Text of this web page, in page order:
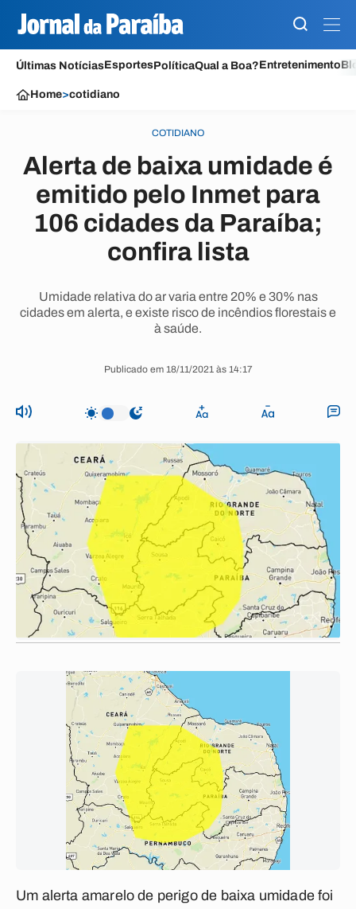
Últimas NotíciasEsportesPolíticaQual a Boa?Entretenimento
Home>cotidiano
COTIDIANO
Alerta de baixa umidade é
emitido pelo Inmet para
106 cidades da Paraíba;
confira lista
Umidade relativa do ar varia entre 20% e 30% nas
cidades em alerta, e existe risco de incêndios florestais e
à saúde.
Publicado em 18/11/2021 às 14:17
Um alerta amarelo de perigo de baixa umidade foi